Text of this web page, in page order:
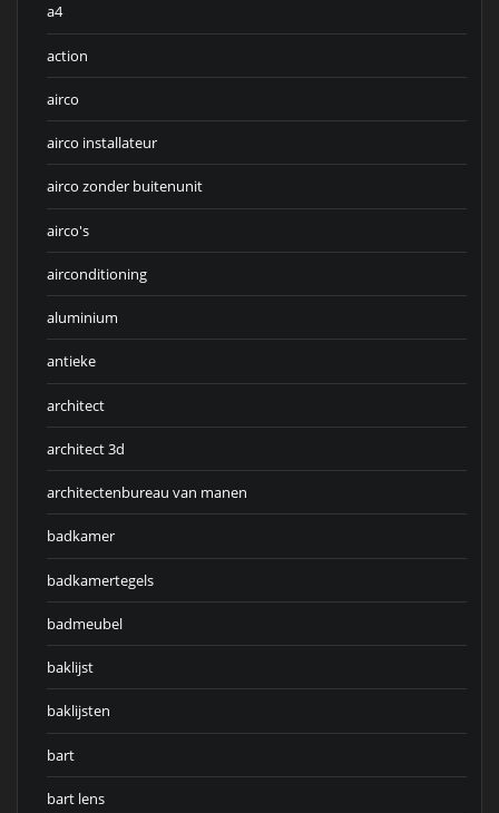
a4
action
airco
airco installateur
airco zonder buitenunit
airco's
airconditioning
aluminium
antieke
architect
architect 3d
architectenbureau van manen
badkamer
badkamertegels
badmeubel
baklijst
baklijsten
bart
bart lens